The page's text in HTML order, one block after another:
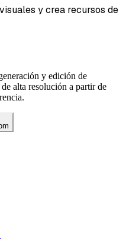
y crea recursos de
y edición de
alta resolución a partir de